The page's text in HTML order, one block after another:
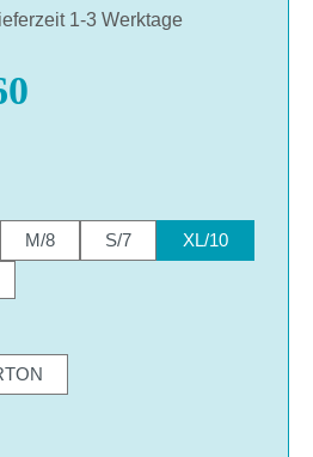
1-3 Werktage
M/8 S/7
XL/10